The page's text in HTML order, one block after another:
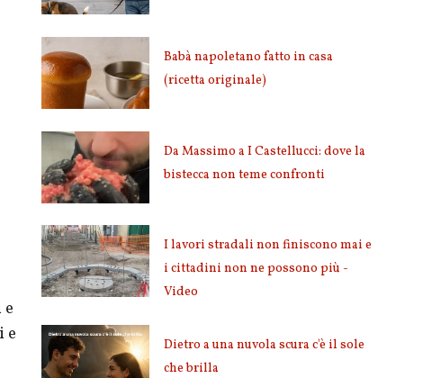
e
Babà napoletano fatto in casa
(ricetta originale)
Da Massimo a I Castellucci: dove la
bistecca non teme confronti
I lavori stradali non finiscono mai e
i cittadini non ne possono più -
Video
Dietro a una nuvola scura c'è il sole
che brilla